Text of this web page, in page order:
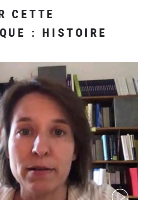
CETTE
: HISTOIRE
(video)